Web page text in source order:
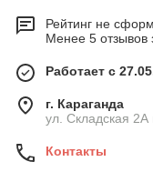
Рейтинг не
Менее 5 отзывов
Работает с
г. Караганда
ул. Складская 2А
Контакты